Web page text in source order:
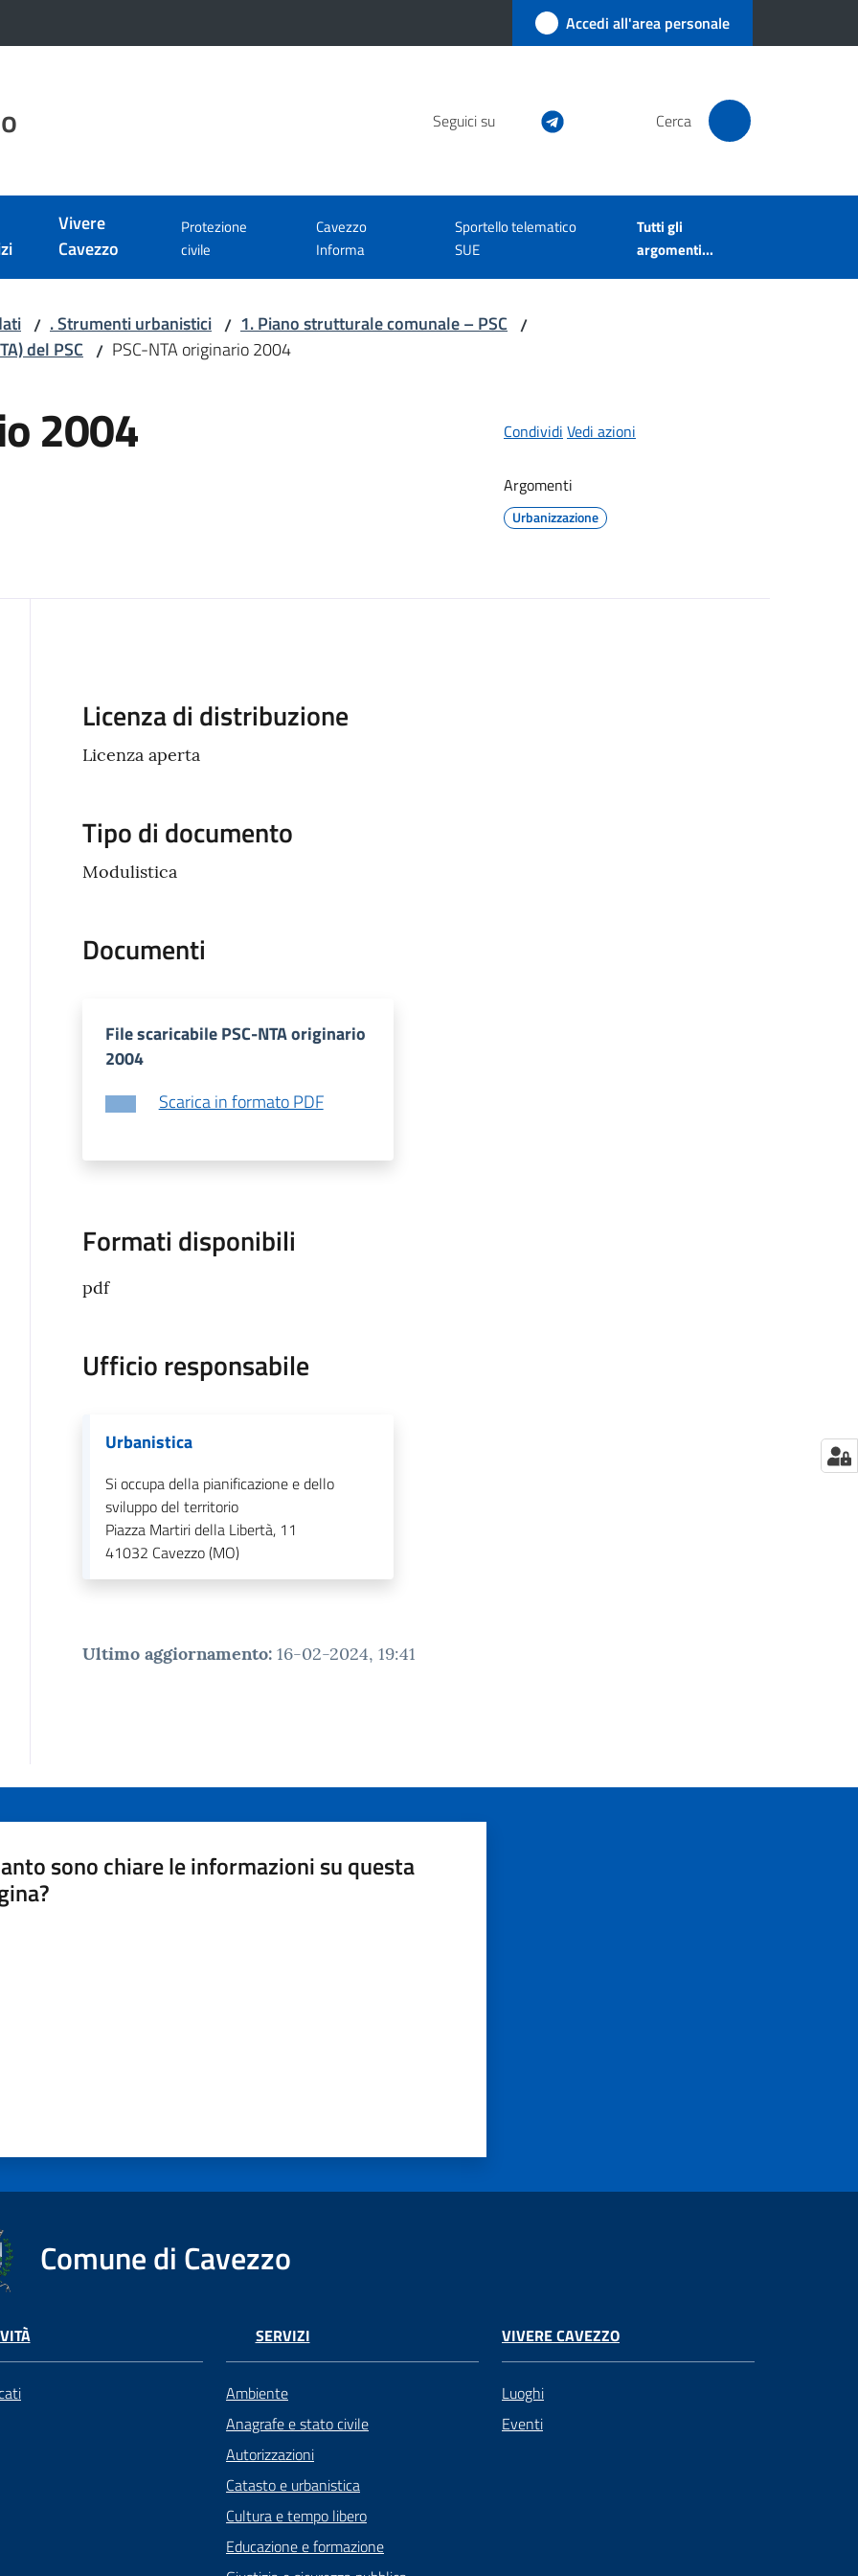
Accedi all'area personale
Seguici su Cerca
Vivere
Cavezzo
Protezione
civile
Cavezzo
Informa
Sportello telematico
SUE
Tutti gli
argomenti...
/ . Strumenti urbanistici / 1. Piano strutturale comunale – PSC /
del PSC / PSC-NTA originario 2004
2004 Condividi Vedi azioni
Argomenti
Urbanizzazione
Descrizione
Licenza di distribuzione
Licenza aperta
Tipo di documento
Modulistica
Documenti
File scaricabile PSC-NTA originario
2004
Scarica in formato PDF
Formati disponibili
pdf
Ufficio responsabile
Urbanistica
Si occupa della pianificazione e dello
sviluppo del territorio
Piazza Martiri della Libertà, 11
41032 Cavezzo (MO)
Ultimo aggiornamento: 16-02-2024, 19:41
sono chiare le informazioni su questa
Comune di Cavezzo
SERVIZI
Ambiente
Anagrafe e stato civile
Autorizzazioni
Catasto e urbanistica
Cultura e tempo libero
Educazione e formazione
VIVERE CAVEZZO
Luoghi
Eventi